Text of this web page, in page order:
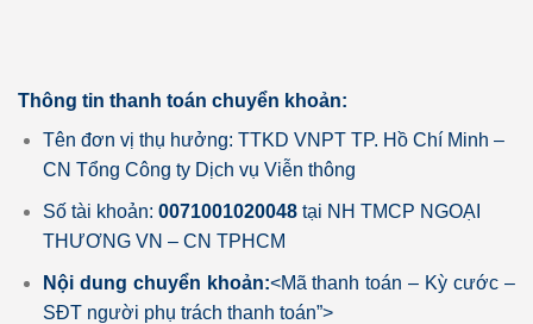
Thông tin thanh toán chuyển khoản:
Tên đơn vị thụ hưởng: TTKD VNPT TP. Hồ Chí Minh –
CN Tổng Công ty Dịch vụ Viễn thông
Số tài khoản: 0071001020048tại NH TMCP NGOẠI
THƯƠNG VN – CN TPHCM
Nội dung chuyển khoản:<Mã thanh toán – Kỳ cước –
SĐT người phụ trách thanh toán”>